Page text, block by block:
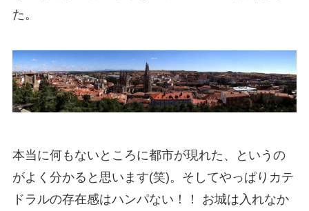
た。
本当に何もないところに都市が現れた、というの
がよく分かると思います(笑)。そしてやっぱりカテ
ドラルの存在感はハンパない！！ お城は入れなか